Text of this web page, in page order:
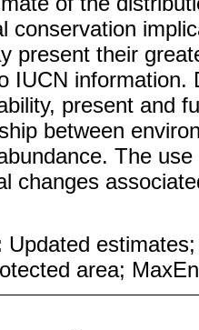
conservation
present their
IUCN
present and
between
The
changes
Updated
area;